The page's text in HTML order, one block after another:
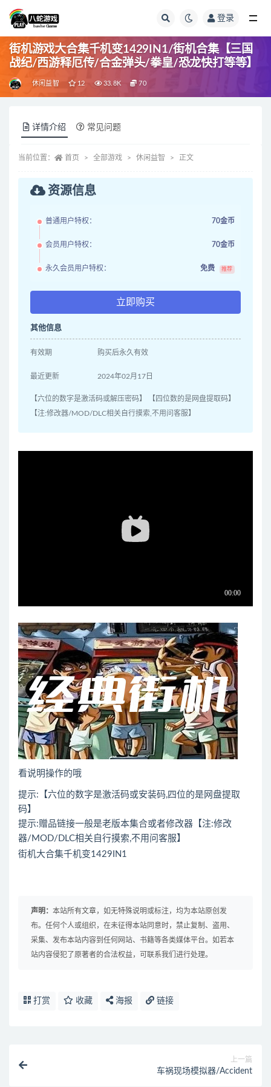
登录
街机游戏大合集千机变1429IN1/街机合集【三国
战纪/西游释厄传/合金弹头/拳皇/恐龙快打等等】
休闲益智 12 33.8K 70
详情介绍 常见问题
当前位置： 首页 全部游戏 休闲益智 正文
资源信息
普通用户特权： 70金币
会员用户特权： 70金币
永久会员用户特权： 免费 推荐
立即购买
其他信息
有效期 购买后永久有效
最近更新 2024年02月17日
【六位的数字是激活码或解压密码】 【四位数的是网盘提取码】
【注:修改器/MOD/DLC相关自行摸索,不用问客服】
看说明操作的哦
提示:【六位的数字是激活码或安装码,四位的是网盘提取
码】
提示:赠品链接一般是老版本集合或者修改器【注:修改
器/MOD/DLC相关自行摸索,不用问客服】
街机大合集千机变1429IN1
声明： 本站所有文章，如无特殊说明或标注，均为本站原创发
布。任何个人或组织，在未征得本站同意时，禁止复制、盗用、
采集、发布本站内容到任何网站、书籍等各类媒体平台。如若本
站内容侵犯了原著者的合法权益，可联系我们进行处理。
打赏 收藏 海报 链接
上一篇
车祸现场模拟器/Accident